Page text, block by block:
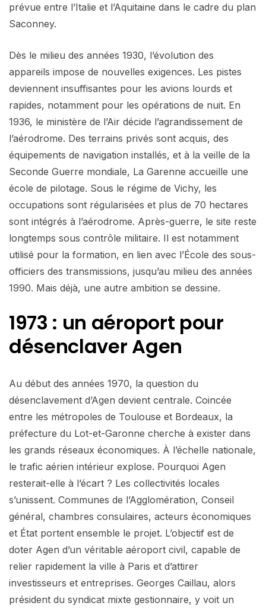
prévue entre l’Italie et l’Aquitaine dans le cadre du plan
Saconney.
Dès le milieu des années 1930, l’évolution des
appareils impose de nouvelles exigences. Les pistes
deviennent insuffisantes pour les avions lourds et
rapides, notamment pour les opérations de nuit. En
1936, le ministère de l’Air décide l’agrandissement de
l’aérodrome. Des terrains privés sont acquis, des
équipements de navigation installés, et à la veille de la
Seconde Guerre mondiale, La Garenne accueille une
école de pilotage. Sous le régime de Vichy, les
occupations sont régularisées et plus de 70 hectares
sont intégrés à l’aérodrome. Après-guerre, le site reste
longtemps sous contrôle militaire. Il est notamment
utilisé pour la formation, en lien avec l’École des sous-
officiers des transmissions, jusqu’au milieu des années
1990. Mais déjà, une autre ambition se dessine.
1973 : un aéroport pour
désenclaver Agen
Au début des années 1970, la question du
désenclavement d’Agen devient centrale. Coincée
entre les métropoles de Toulouse et Bordeaux, la
préfecture du Lot-et-Garonne cherche à exister dans
les grands réseaux économiques. À l’échelle nationale,
le trafic aérien intérieur explose. Pourquoi Agen
resterait-elle à l’écart ? Les collectivités locales
s’unissent. Communes de l’Agglomération, Conseil
général, chambres consulaires, acteurs économiques
et État portent ensemble le projet. L’objectif est de
doter Agen d’un véritable aéroport civil, capable de
relier rapidement la ville à Paris et d’attirer
investisseurs et entreprises. Georges Caillau, alors
président du syndicat mixte gestionnaire, y voit un